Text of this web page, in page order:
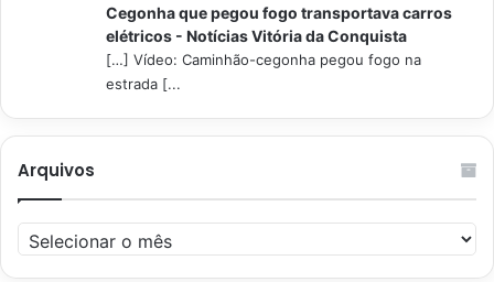
Cegonha que pegou fogo transportava carros
elétricos - Notícias Vitória da Conquista
[…] Vídeo: Caminhão-cegonha pegou fogo na
estrada [...
Arquivos
Arquivos